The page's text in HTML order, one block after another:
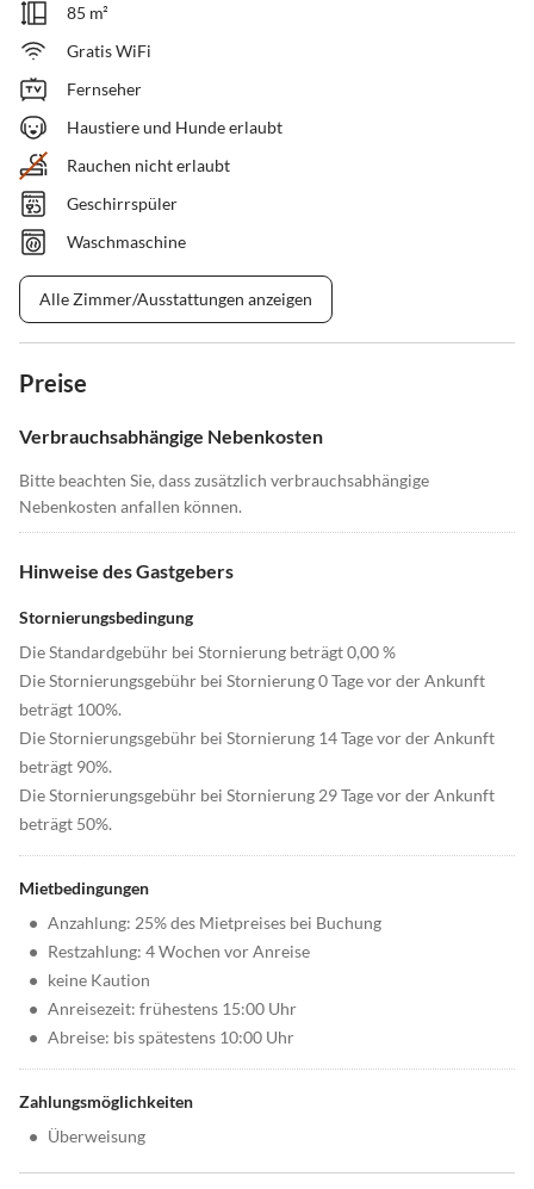
85 m²
Gratis WiFi
Fernseher
Haustiere und Hunde erlaubt
Rauchen nicht erlaubt
Geschirrspüler
Waschmaschine
Alle Zimmer/Ausstattungen anzeigen
Preise
Verbrauchsabhängige Nebenkosten
Bitte beachten Sie, dass zusätzlich verbrauchsabhängige
Nebenkosten anfallen können.
Hinweise des Gastgebers
Stornierungsbedingung
Die Standardgebühr bei Stornierung beträgt 0,00 %
Die Stornierungsgebühr bei Stornierung 0 Tage vor der Ankunft
beträgt 100%.
Die Stornierungsgebühr bei Stornierung 14 Tage vor der Ankunft
beträgt 90%.
Die Stornierungsgebühr bei Stornierung 29 Tage vor der Ankunft
beträgt 50%.
Mietbedingungen
• Anzahlung: 25% des Mietpreises bei Buchung
• Restzahlung: 4 Wochen vor Anreise
• keine Kaution
• Anreisezeit: frühestens 15:00 Uhr
• Abreise: bis spätestens 10:00 Uhr
Zahlungsmöglichkeiten
• Überweisung